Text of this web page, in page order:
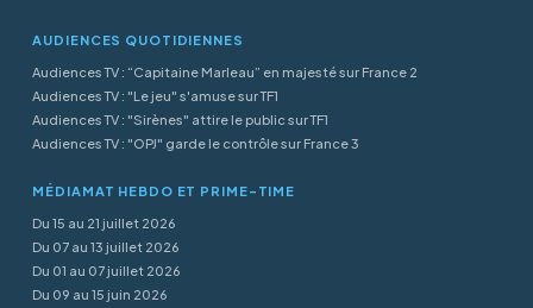
AUDIENCES QUOTIDIENNES
Audiences TV : “Capitaine Marleau” en majesté sur France 2
Audiences TV : "Le jeu" s'amuse sur TF1
Audiences TV : "Sirènes" attire le public sur TF1
Audiences TV : "OPJ" garde le contrôle sur France 3
MÉDIAMAT HEBDO ET PRIME-TIME
Du 15 au 21 juillet 2026
Du 07 au 13 juillet 2026
Du 01 au 07 juillet 2026
Du 09 au 15 juin 2026